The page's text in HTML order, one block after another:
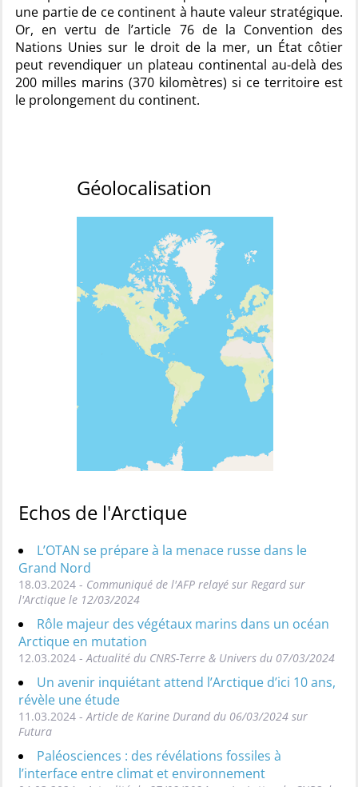
une partie de ce continent à haute valeur stratégique.
Or, en vertu de l’article 76 de la Convention des
Nations Unies sur le droit de la mer, un État côtier
peut revendiquer un plateau continental au-delà des
200 milles marins (370 kilomètres) si ce territoire est
le prolongement du continent.
Géolocalisation
Echos de l'Arctique
L’OTAN se prépare à la menace russe dans le
Grand Nord
18.03.2024 - Communiqué de l'AFP relayé sur Regard sur
l'Arctique le 12/03/2024
Rôle majeur des végétaux marins dans un océan
Arctique en mutation
12.03.2024 - Actualité du CNRS-Terre & Univers du 07/03/2024
Un avenir inquiétant attend l’Arctique d’ici 10 ans,
révèle une étude
11.03.2024 - Article de Karine Durand du 06/03/2024 sur
Futura
Paléosciences : des révélations fossiles à
l’interface entre climat et environnement